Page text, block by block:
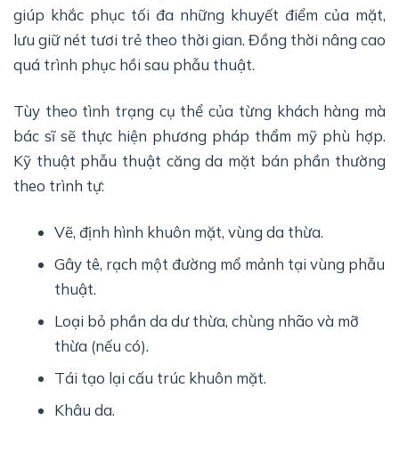
giúp khắc phục tối đa những khuyết điểm của mặt,
lưu giữ nét tươi trẻ theo thời gian. Đồng thời nâng cao
quá trình phục hồi sau phẫu thuật.
Tùy theo tình trạng cụ thể của từng khách hàng mà
bác sĩ sẽ thực hiện phương pháp thẩm mỹ phù hợp.
Kỹ thuật phẫu thuật căng da mặt bán phần thường
theo trình tự:
Vẽ, định hình khuôn mặt, vùng da thừa.
Gây tê, rạch một đường mổ mảnh tại vùng phẫu
thuật.
Loại bỏ phần da dư thừa, chùng nhão và mỡ
thừa (nếu có).
Tái tạo lại cấu trúc khuôn mặt.
Khâu da.